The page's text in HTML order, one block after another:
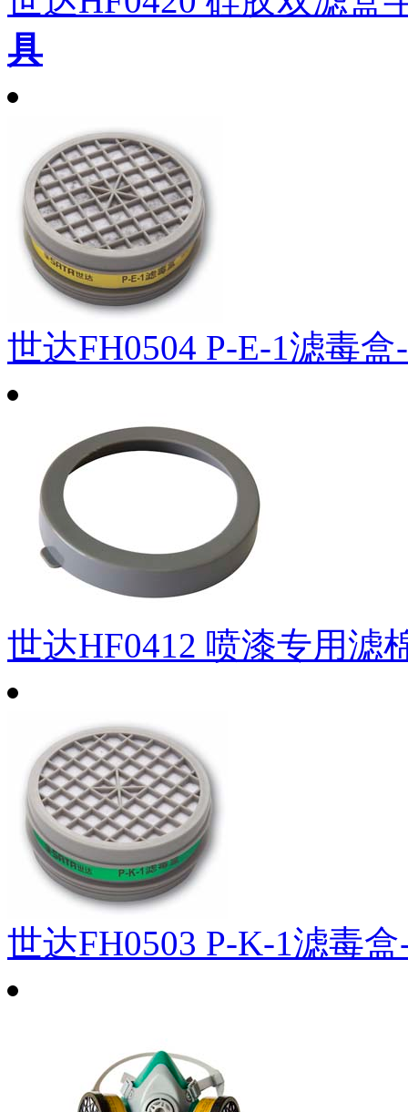
具
世达FH0504 P-E-1滤毒
世达HF0412 喷漆专用滤
世达FH0503 P-K-1滤毒